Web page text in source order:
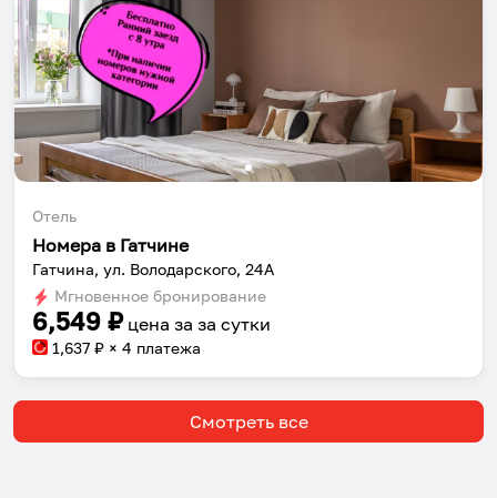
Отель
Номера в Гатчине
Гатчина, ул. Володарского, 24А
Мгновенное бронирование
6,549 ₽ цена за за сутки
1,637 ₽ × 4 платежа
Смотреть все